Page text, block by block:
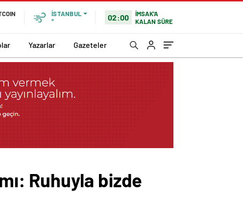
İSTANBUL
°
02:00
İMSAK'A
KALAN SÜRE
Yazarlar Gazeteler
Ruhuyla bizde